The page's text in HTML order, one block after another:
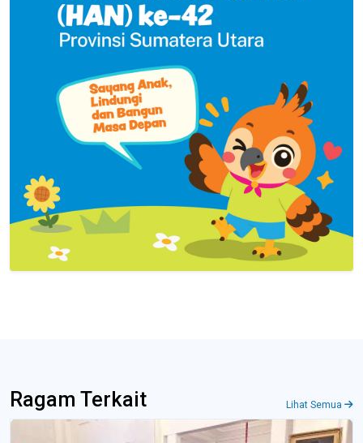
Ragam Terkait Lihat Semua